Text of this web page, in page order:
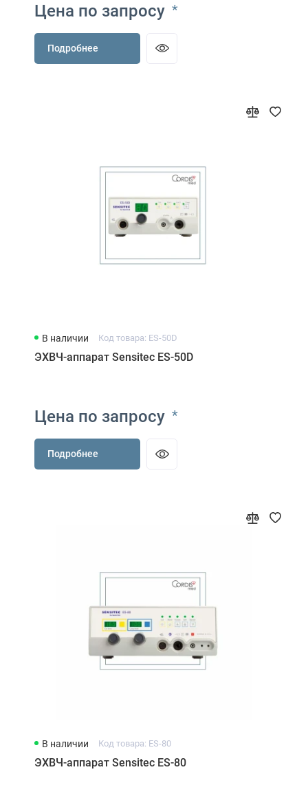
Цена по запросу *
Подробнее
В наличии Код товара: ES-50D
ЭХВЧ-аппарат Sensitec ES-50D
Цена по запросу *
Подробнее
В наличии Код товара: ES-80
ЭХВЧ-аппарат Sensitec ES-80